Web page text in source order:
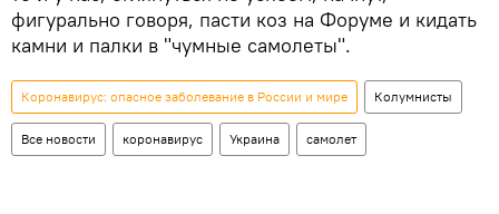
фигурально говоря, пасти коз на Форуме и кидать
камни и палки в "чумные самолеты".
Коронавирус: опасное заболевание в России и мире Колумнисты
Все новости коронавирус Украина самолет